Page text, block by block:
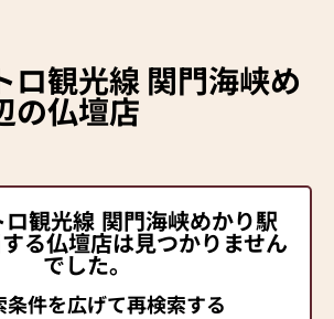
ロ観光線 関門海峡め
の仏壇店
観光線 関門海峡めかり駅
る仏壇店は見つかりません
でした。
件を広げて再検索する